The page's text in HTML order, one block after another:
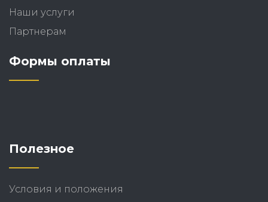
Наши услуги
Партнерам
Формы оплаты
Полезное
Условия и положения